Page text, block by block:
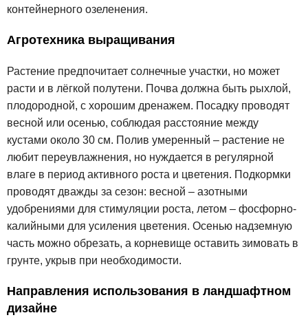
контейнерного озеленения.
Агротехника выращивания
Растение предпочитает солнечные участки, но может
расти и в лёгкой полутени. Почва должна быть рыхлой,
плодородной, с хорошим дренажем. Посадку проводят
весной или осенью, соблюдая расстояние между
кустами около 30 см. Полив умеренный – растение не
любит переувлажнения, но нуждается в регулярной
влаге в период активного роста и цветения. Подкормки
проводят дважды за сезон: весной – азотными
удобрениями для стимуляции роста, летом – фосфорно-
калийными для усиления цветения. Осенью надземную
часть можно обрезать, а корневище оставить зимовать в
грунте, укрыв при необходимости.
Направления использования в ландшафтном
дизайне